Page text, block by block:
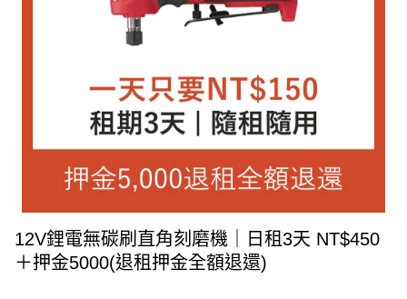
12V鋰電無碳刷直角刻磨機｜日租3天 NT$450
＋押金5000(退租押金全額退還)